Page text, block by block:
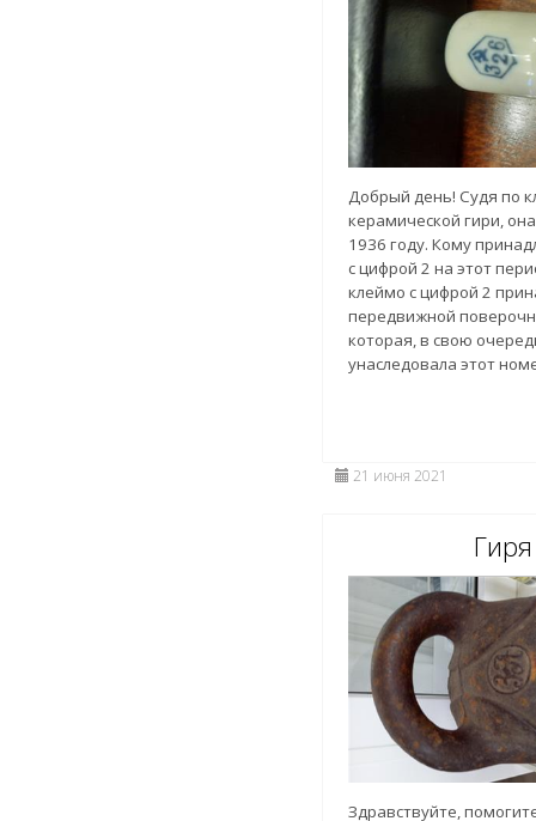
Добрый день! Судя по
керамической гири,
1936 году. Кому
с цифрой 2 на этот
клеймо с цифрой 2
передвижной
которая, в свою
унаследовала этот
21 июня 2021
Гиря
Здравствуйте,